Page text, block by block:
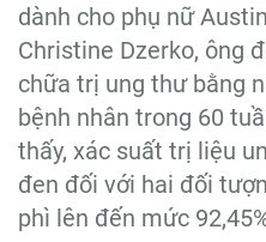
dành cho phụ nữ
Christine Dzerko, ông
chữa trị ung thư bằng
bệnh nhân trong 60
thấy, xác suất trị liệu
đen đối với hai đối
phì lên đến mức